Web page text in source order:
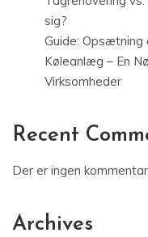
sig?
Guide: Opsætning
Køleanlæg – En
Virksomheder
Recent
Der er ingen
Archives